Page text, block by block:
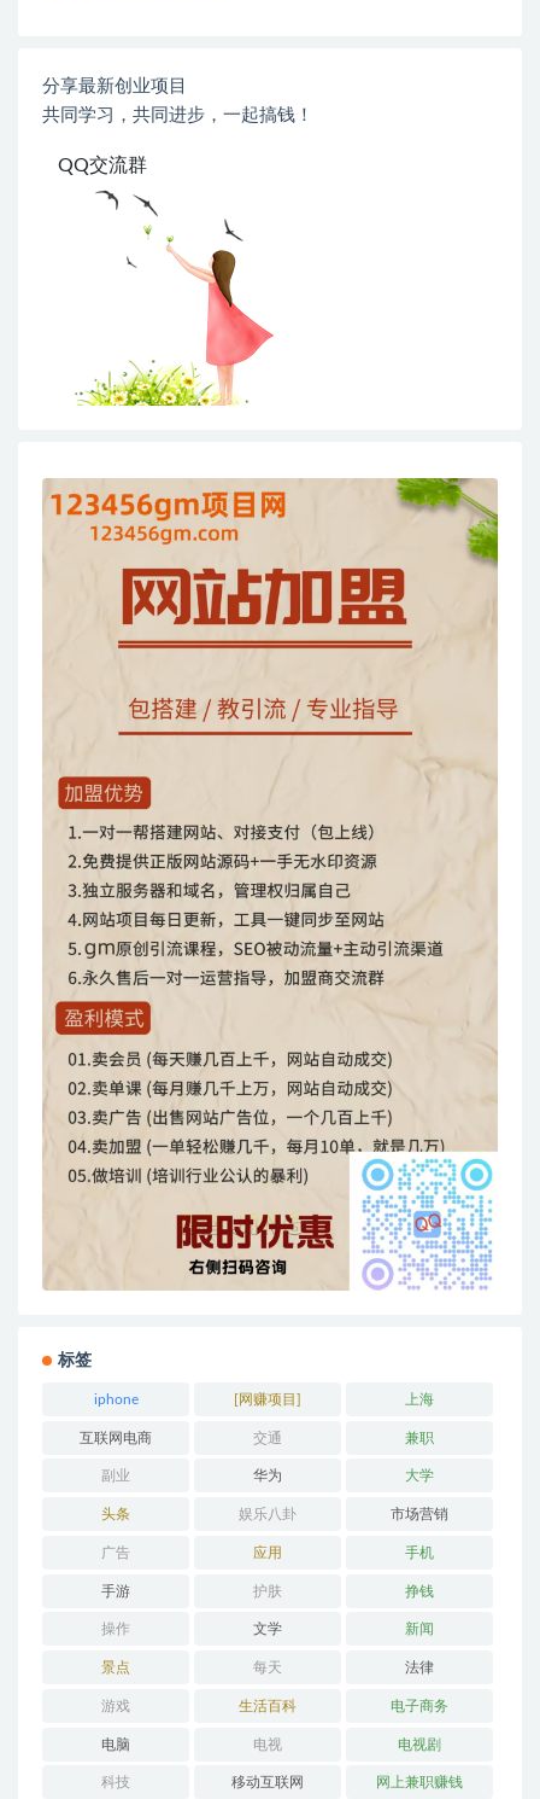
分享最新创业项目
共同学习，共同进步，一起搞钱！
QQ交流群
标签
iphone [网赚项目] 上海
互联网电商 交通 兼职
副业 华为 大学
头条 娱乐八卦 市场营销
广告 应用 手机
手游 护肤 挣钱
操作 文学 新闻
景点 每天 法律
游戏 生活百科 电子商务
电脑 电视 电视剧
科技 移动互联网 网上兼职赚钱